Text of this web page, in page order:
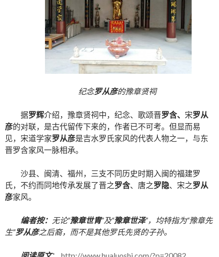
纪念罗从彦的豫章贤祠
据罗辉介绍，豫章贤祠中，纪念、歌颂晋罗含、 宋罗从
彦的对联，是古代留传下来的，作者已不可考。但显而易
见，宋道学家罗从彦是吉水罗氏家风的代表人物之一，与东
晋罗含家风一脉相承。
沙县、闽清、福州，三支不同历史时期入闽的福建罗
氏，不约而同地传承发展了晋之罗含、唐之罗隐、宋之罗从
彦家风。
编者按： 无论“豫章世胄”及“豫章世泽”，均特指为“豫章先
生”罗从彦之后裔，而不是其他罗氏先贤的子孙。